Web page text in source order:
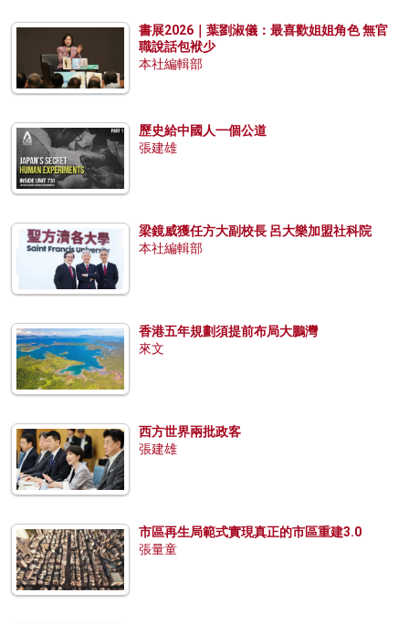
書展2026｜葉劉淑儀：最喜歡姐姐角色 無官
職說話包袱少
本社編輯部
歷史給中國人一個公道
張建雄
梁鏡威獲任方大副校長 呂大樂加盟社科院
本社編輯部
香港五年規劃須提前布局大鵬灣
來文
西方世界兩批政客
張建雄
市區再生局範式實現真正的市區重建3.0
張量童